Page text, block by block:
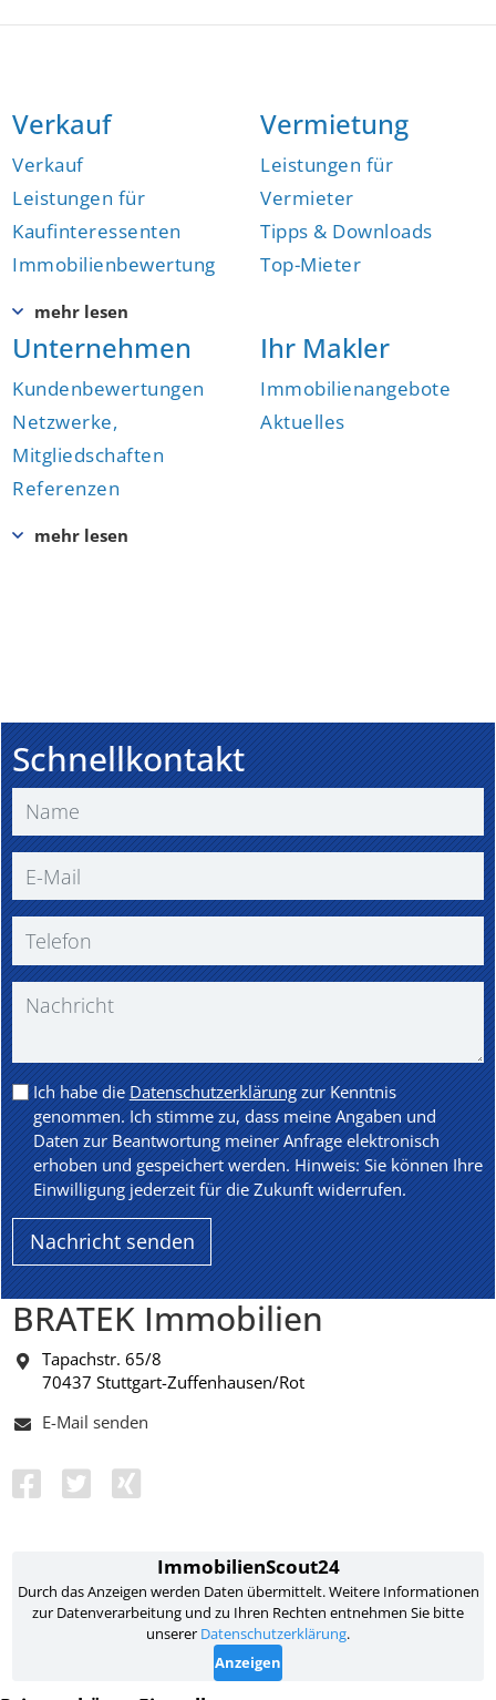
Verkauf
Verkauf
Leistungen für
Kaufinteressenten
Immobilienbewertung
Vermietung
Leistungen für
Vermieter
Tipps & Downloads
Top-Mieter
Unternehmen
Kundenbewertungen
Netzwerke,
Mitgliedschaften
Referenzen
Ihr Makler
Immobilienangebote
Aktuelles
Schnellkontakt
Ich habe dieDatenschutzerklärungzur Kenntnis
genommen. Ich stimme zu, dass meine Angaben und
Daten zur Beantwortung meiner Anfrage elektronisch
erhoben und gespeichert werden. Hinweis: Sie können Ihre
Einwilligung jederzeit für die Zukunft widerrufen.
BRATEK Immobilien
Tapachstr. 65/8
70437 Stuttgart-Zuffenhausen/Rot
E-Mail senden